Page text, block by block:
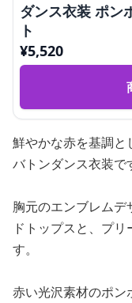
ダンス衣装 ポン
ト
¥5,520
鮮やかな赤を基調と
バトンダンス衣装で
胸元のエンブレム
ドトップスと、プ
す。
赤い光沢素材のポン